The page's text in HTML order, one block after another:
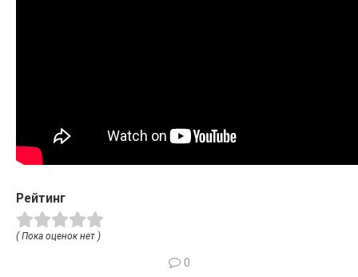
Рейтинг
( Пока оценок нет )
0